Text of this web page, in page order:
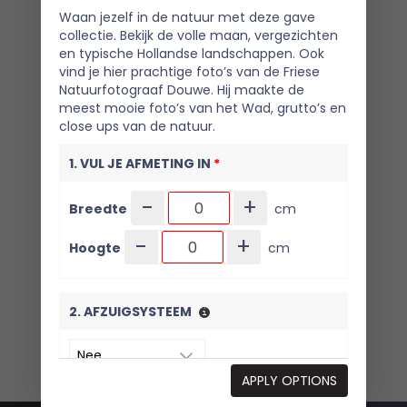
Waan jezelf in de natuur met deze gave
collectie. Bekijk de volle maan, vergezichten
en typische Hollandse landschappen. Ook
vind je hier prachtige foto’s van de Friese
Natuurfotograaf Douwe. Hij maakte de
meest mooie foto’s van het Wad, grutto’s en
close ups van de natuur.
1. VUL JE AFMETING IN *
Breedte - + cm
Hoogte - + cm
2. AFZUIGSYSTEEM
APPLY OPTIONS